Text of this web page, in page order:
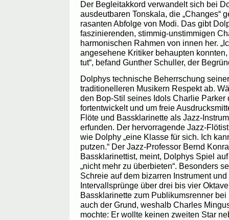
Der Begleitakkord verwandelt sich bei
ausdeutbaren Tonskala, die „Changes“
rasanten Abfolge von Modi. Das gibt
faszinierenden, stimmig-unstimmigen
harmonischen Rahmen von innen her.
angesehene Kritiker behaupten
tut“, befand Gunther Schuller, der
Dolphys technische Beherrschung
traditionelleren Musikern Respekt ab.
den Bop-Stil seines Idols Charlie Parker
fortentwickelt und um freie
Flöte und Bassklarinette als Jazz-
erfunden. Der hervorragende Jazz-
wie Dolphy „eine Klasse für sich. Ich
putzen.“ Der Jazz-Professor Bernd
Bassklarinettist, meint, Dolphys Spiel
„nicht mehr zu überbieten“. Besonders
Schreie auf dem bizarren Instrument
Intervallsprünge über drei bis vier
Bassklarinette zum Publikumsrenner
auch der Grund, weshalb Charles
mochte: Er wollte keinen zweiten Star